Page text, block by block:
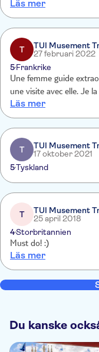
cathedral, the Galleria
Perfect tour, which I
Läs mer
T
TUI Musement
27 februari 2022
5Frankrike
Une femme guide
une visite avec elle. Je
Läs mer
T
TUI Musement
17 oktober 2021
5Tyskland
T
TUI Musement
25 april 2018
4Storbritannien
Must do! :)
Läs mer
Du kanske